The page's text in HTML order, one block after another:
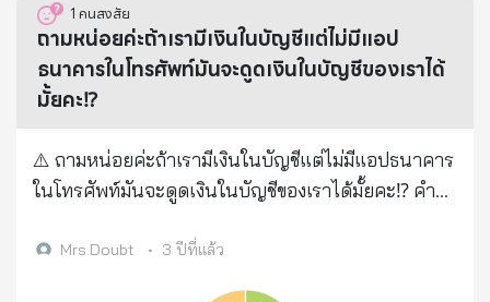
1 คนสงสัย
ถามหน่อยค่ะถ้าเรามีเงินในบัญชีแต่ไม่มีแอป
ธนาคารในโทรศัพท์มันจะดูดเงินในบัญชีของเราได้
มั้ยคะ⁉️
⚠️ ถามหน่อยค่ะถ้าเรามีเงินในบัญชีแต่ไม่มีแอปธนาคาร
ในโทรศัพท์มันจะดูดเงินในบัญชีของเราได้มั้ยคะ⁉️ คำ
เลขโทรศัพท์มือถือ ให้เขาไป เขาจะไปเปิดบัญชี wallet
Mrs.Doubt • 3 ปีที่แล้ว